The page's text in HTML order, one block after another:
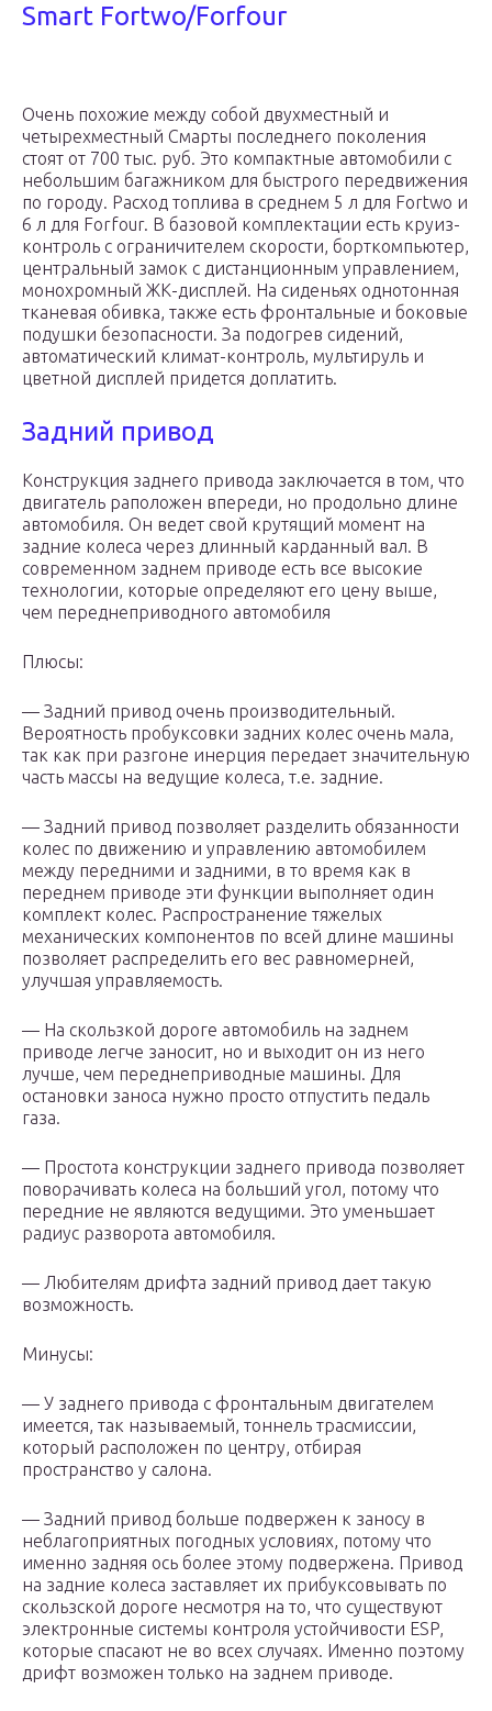
Smart Fortwo/Forfour
Очень похожие между собой двухместный и
четырехместный Смарты последнего поколения
стоят от 700 тыс. руб. Это компактные автомобили с
небольшим багажником для быстрого передвижения
по городу. Расход топлива в среднем 5 л для Fortwo и
6 л для Forfour. В базовой комплектации есть круиз-
контроль с ограничителем скорости, борткомпьютер,
центральный замок с дистанционным управлением,
монохромный ЖК-дисплей. На сиденьях однотонная
тканевая обивка, также есть фронтальные и боковые
подушки безопасности. За подогрев сидений,
автоматический климат-контроль, мультируль и
цветной дисплей придется доплатить.
Задний привод
Конструкция заднего привода заключается в том, что
двигатель раположен впереди, но продольно длине
автомобиля. Он ведет свой крутящий момент на
задние колеса через длинный карданный вал. В
современном заднем приводе есть все высокие
технологии, которые определяют его цену выше,
чем переднеприводного автомобиля
Плюсы:
— Задний привод очень производительный.
Вероятность пробуксовки задних колес очень мала,
так как при разгоне инерция передает значительную
часть массы на ведущие колеса, т.е. задние.
— Задний привод позволяет разделить обязанности
колес по движению и управлению автомобилем
между передними и задними, в то время как в
переднем приводе эти функции выполняет один
комплект колес. Распространение тяжелых
механических компонентов по всей длине машины
позволяет распределить его вес равномерней,
улучшая управляемость.
— На скользкой дороге автомобиль на заднем
приводе легче заносит, но и выходит он из него
лучше, чем переднеприводные машины. Для
остановки заноса нужно просто отпустить педаль
газа.
— Простота конструкции заднего привода позволяет
поворачивать колеса на больший угол, потому что
передние не являются ведущими. Это уменьшает
радиус разворота автомобиля.
— Любителям дрифта задний привод дает такую
возможность.
Минусы:
— У заднего привода с фронтальным двигателем
имеется, так называемый, тоннель трасмиссии,
который расположен по центру, отбирая
пространство у салона.
— Задний привод больше подвержен к заносу в
неблагоприятных погодных условиях, потому что
именно задняя ось более этому подвержена. Привод
на задние колеса заставляет их прибуксовывать по
скользской дороге несмотря на то, что существуют
электронные системы контроля устойчивости ESP,
которые спасают не во всех случаях. Именно поэтому
дрифт возможен только на заднем приводе.